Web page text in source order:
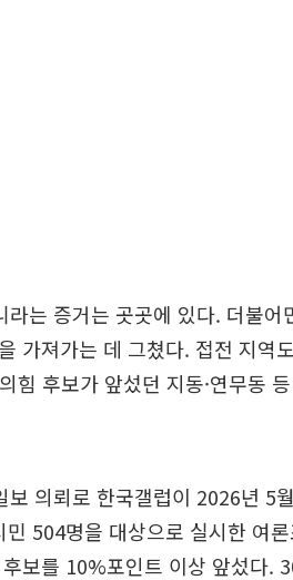
는 증거는 곳곳에 있다. 더불어
가져가는 데 그쳤다. 접전 지역
힘 후보가 앞섰던 지동·연무동
보 의뢰로 한국갤럽이 2026년 5
504명을 대상으로 실시한 여
보를 10%포인트 이상 앞섰다.